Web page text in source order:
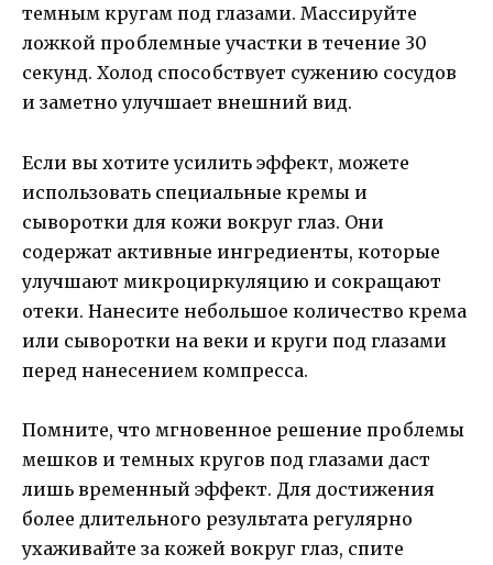
темным кругам под глазами. Массируйте
ложкой проблемные участки в течение 30
секунд. Холод способствует сужению сосудов
и заметно улучшает внешний вид.
Если вы хотите усилить эффект, можете
использовать специальные кремы и
сыворотки для кожи вокруг глаз. Они
содержат активные ингредиенты, которые
улучшают микроциркуляцию и сокращают
отеки. Нанесите небольшое количество крема
или сыворотки на веки и круги под глазами
перед нанесением компресса.
Помните, что мгновенное решение проблемы
мешков и темных кругов под глазами даст
лишь временный эффект. Для достижения
более длительного результата регулярно
ухаживайте за кожей вокруг глаз, спите